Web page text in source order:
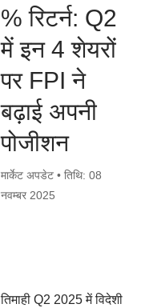
% रिटर्न: Q2
में इन 4 शेयरों
पर FPI ने
बढ़ाई अपनी
पोजीशन
मार्केट अपडेट • तिथि: 08
नवम्बर 2025
तिमाही Q2 2025 में विदेशी